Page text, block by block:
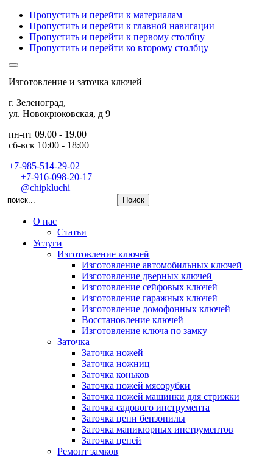
Пропустить и перейти к материалам
Пропустить и перейти к главной навигации
Пропустить и перейти к первому столбцу
Пропустить и перейти ко второму столбцу
Изготовление и заточка ключей
г. Зеленоград,
ул. Новокрюковская, д 9
пн-пт 09.00 - 19.00
сб-вск 10:00 - 18:00
+7-985-514-29-02
+7-916-098-20-17
@chipkluchi
О нас
Статьи
Услуги
Изготовление ключей
Изготовление автомобильных ключей
Изготовление дверных ключей
Изготовление сейфовых ключей
Изготовление гаражных ключей
Изготовление домофонных ключей
Восстановление ключей
Изготовление ключа по замку
Заточка
Заточка ножей
Заточка ножниц
Заточка коньков
Заточка ножей мясорубки
Заточка ножей машинки для стрижки
Заточка садового инструмента
Заточка цепи бензопилы
Заточка маникюрных инструментов
Заточка цепей
Ремонт замков